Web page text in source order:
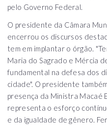
pelo Governo Federal.
O presidente da Câmara
encerrou os discursos
tem em implantar o órgão.
Maria do Sagrado e Mércia
fundamental na defesa dos
cidade". O presidente
presença da Ministra Macaé
representa o esforço
e da igualdade de gênero.